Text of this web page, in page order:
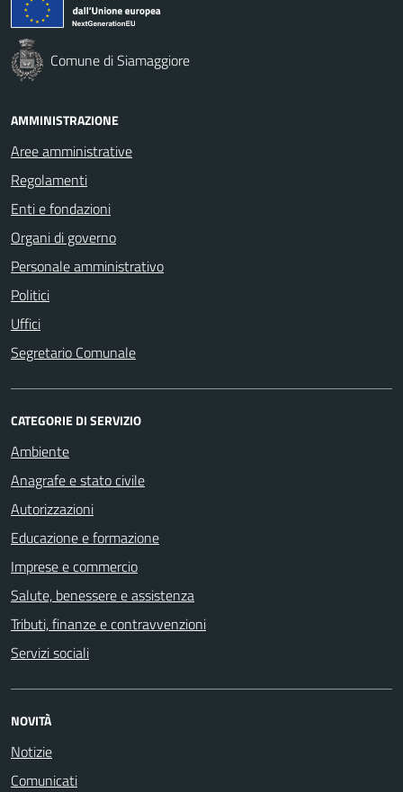
Comune di Siamaggiore
AMMINISTRAZIONE
Aree amministrative
Regolamenti
Enti e fondazioni
Organi di governo
Personale amministrativo
Politici
Uffici
Segretario Comunale
CATEGORIE DI SERVIZIO
Ambiente
Anagrafe e stato civile
Autorizzazioni
Educazione e formazione
Imprese e commercio
Salute, benessere e assistenza
Tributi, finanze e contravvenzioni
Servizi sociali
NOVITÀ
Notizie
Comunicati